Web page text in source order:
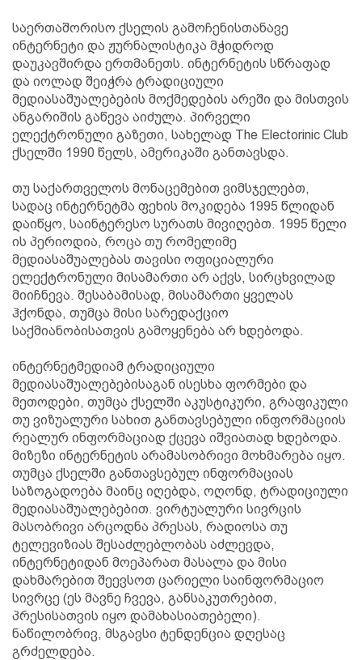
საერთაშორისო ქსელის გამოჩენისთანავე
ინტერნეტი და ჟურნალისტიკა მჭიდროდ
დაუკავშირდა ერთმანეთს. ინტერნეტის სწრაფად
და იოლად შეიჭრა ტრადიციული
მედიასაშუალებების მოქმედების არეში და მისთვის
ანგარიშის გაწევა აიძულა. პირველი
ელექტრონული გაზეთი, სახელად The Electorinic Club
ქსელში 1990 წელს, ამერიკაში განთავსდა.
თუ საქართველოს მონაცემებით ვიმსჯელებთ,
სადაც ინტერნეტმა ფეხის მოკიდება 1995 წლიდან
დაიწყო, საინტერესო სურათს მივიღებთ. 1995 წელი
ის პერიოდია, როცა თუ რომელიმე
მედიასაშუალებას თავისი ოფიციალური
ელექტრონული მისამართი არ აქვს, სირცხვილად
მიიჩნევა. შესაბამისად, მისამართი ყველას
ჰქონდა, თუმცა მისი სარედაქციო
საქმიანობისათვის გამოყენება არ ხდებოდა.
ინტერნეტმედიამ ტრადიციული
მედიასაშუალებებისაგან ისესხა ფორმები და
მეთოდები, თუმცა ქსელში აკუსტიკური, გრაფიკული
თუ ვიზუალური სახით განთავსებული ინფორმაციის
რეალურ ინფორმაციად ქცევა იშვიათად ხდებოდა.
მიზეზი ინტერნეტის არამასობრივი მოხმარება იყო.
თუმცა ქსელში განთავსებულ ინფორმაციას
საზოგადოება მაინც იღებდა, ოღონდ, ტრადიციული
მედიასაშუალებებით. ვირტუალური სივრცის
მასობრივი არცოდნა პრესას, რადიოსა თუ
ტელევიზიას შესაძლებლობას აძლევდა,
ინტერნეტიდან მოეპარათ მასალა და მისი
დახმარებით შეევსოთ ცარიელი საინფორმაციო
სივრცე (ეს მავნე ჩვევა, განსაკუთრებით,
პრესისათვის იყო დამახასიათებელი).
ნაწილობრივ, მსგავსი ტენდენცია დღესაც
გრძელდება.